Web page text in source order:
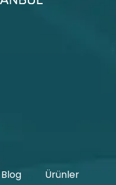
Blog Ürünler